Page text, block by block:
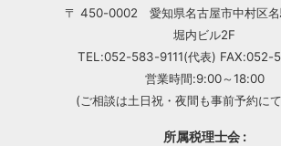
〒 450-0002 愛知県名古屋市中村区
堀内ビル2F
TEL:052-583-9111(代表) FAX:052-
営業時間:9:00～18:00
(ご相談は土日祝・夜間も事前予約に
所属税理士会 :